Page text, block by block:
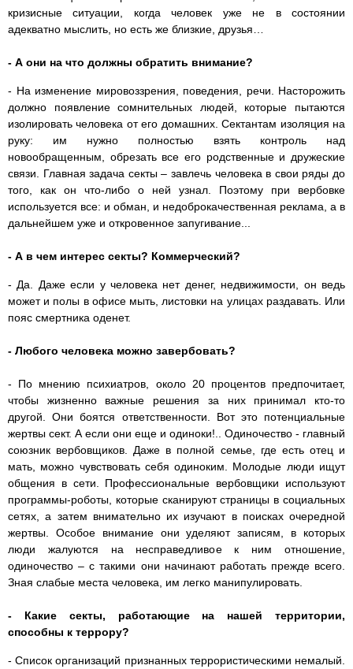
кризисные ситуации, когда человек уже не в состоянии
адекватно мыслить, но есть же близкие, друзья…
- А они на что должны обратить внимание?
- На изменение мировоззрения, поведения, речи. Насторожить
должно появление сомнительных людей, которые пытаются
изолировать человека от его домашних. Сектантам изоляция на
руку: им нужно полностью взять контроль над
новообращенным, обрезать все его родственные и дружеские
связи. Главная задача секты – завлечь человека в свои ряды до
того, как он что-либо о ней узнал. Поэтому при вербовке
используется все: и обман, и недоброкачественная реклама, а в
дальнейшем уже и откровенное запугивание...
- А в чем интерес секты? Коммерческий?
- Да. Даже если у человека нет денег, недвижимости, он ведь
может и полы в офисе мыть, листовки на улицах раздавать. Или
пояс смертника оденет.
- Любого человека можно завербовать?
- По мнению психиатров, около 20 процентов предпочитает,
чтобы жизненно важные решения за них принимал кто-то
другой. Они боятся ответственности. Вот это потенциальные
жертвы сект. А если они еще и одиноки!.. Одиночество - главный
союзник вербовщиков. Даже в полной семье, где есть отец и
мать, можно чувствовать себя одиноким. Молодые люди ищут
общения в сети. Профессиональные вербовщики используют
программы-роботы, которые сканируют страницы в социальных
сетях, а затем внимательно их изучают в поисках очередной
жертвы. Особое внимание они уделяют записям, в которых
люди жалуются на несправедливое к ним отношение,
одиночество – с такими они начинают работать прежде всего.
Зная слабые места человека, им легко манипулировать.
- Какие секты, работающие на нашей территории,
способны к террору?
- Список организаций признанных террористическими немалый.